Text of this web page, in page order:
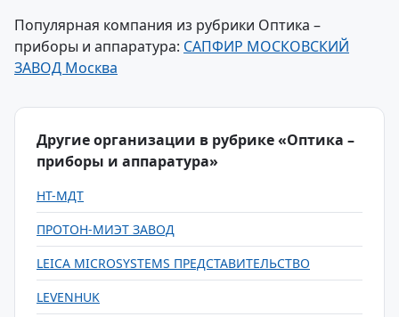
Популярная компания из рубрики Оптика –
приборы и аппаратура: САПФИР МОСКОВСКИЙ
ЗАВОД Москва
Другие организации в рубрике «Оптика –
приборы и аппаратура»
НТ-МДТ
ПРОТОН-МИЭТ ЗАВОД
LEICA MICROSYSTEMS ПРЕДСТАВИТЕЛЬСТВО
LEVENHUK